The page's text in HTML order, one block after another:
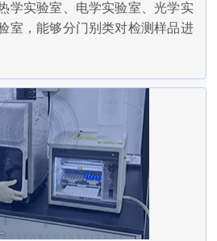
学实验室、电学实验室、光学实
室，能够分门别类对检测样品进